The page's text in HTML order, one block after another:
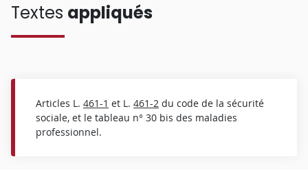
Textes appliqués
Articles L. 461-1 et L. 461-2 du code de la sécurité
sociale, et le tableau n° 30 bis des maladies
professionnel.